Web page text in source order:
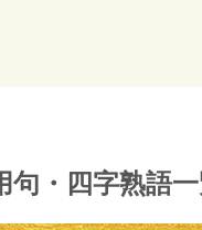
句・四字熟語